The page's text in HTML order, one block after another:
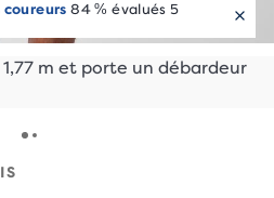
84 % évalués 5
m et porte un débardeur